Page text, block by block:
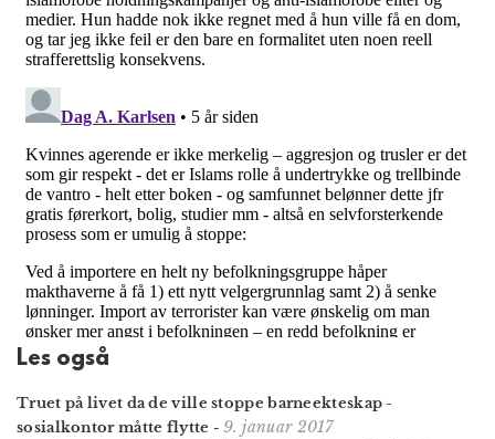
Les også
Truet på livet da de ville stoppe barneekteskap -
sosialkontor måtte flytte - 9. januar 2017